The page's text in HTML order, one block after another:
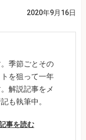
2020年9月16日
季節ごとその
を狙って一年
解説記事をメ
も執筆中。
事を読む